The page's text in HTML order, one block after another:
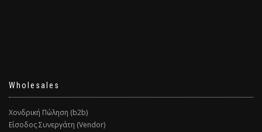
Wholesales
Χονδρική Πώληση (b2b)
Είσοδος Συνεργάτη (Vendor)